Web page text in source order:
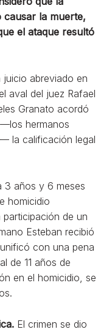
la muerte,
el ataque resultó
abreviado en
aval del juez Rafael
Granato acordó
hermanos
la calificación legal
3 años y 6 meses
homicidio
de un
Esteban recibió
con una pena
de 11 años de
en el homicidio, se
El crimen se dio